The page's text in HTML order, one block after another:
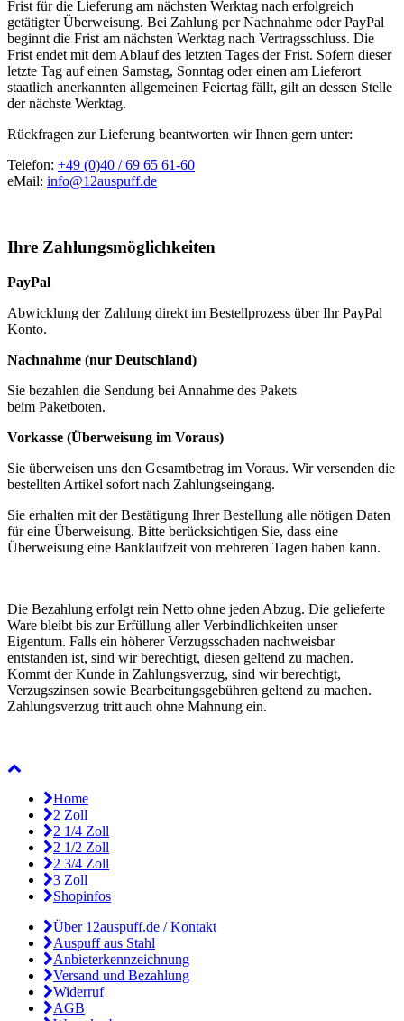
Frist für die Lieferung am nächsten Werktag nach erfolgreich
getätigter Überweisung. Bei Zahlung per Nachnahme oder PayPal
beginnt die Frist am nächsten Werktag nach Vertragsschluss. Die
Frist endet mit dem Ablauf des letzten Tages der Frist. Sofern dieser
letzte Tag auf einen Samstag, Sonntag oder einen am Lieferort
staatlich anerkannten allgemeinen Feiertag fällt, gilt an dessen Stelle
der nächste Werktag.
Rückfragen zur Lieferung beantworten wir Ihnen gern unter:
Telefon: +49 (0)40 / 69 65 61-60
eMail: info@12auspuff.de
Ihre Zahlungsmöglichkeiten
PayPal
Abwicklung der Zahlung direkt im Bestellprozess über Ihr PayPal
Konto.
Nachnahme (nur Deutschland)
Sie bezahlen die Sendung bei Annahme des Pakets
beim Paketboten.
Vorkasse (Überweisung im Voraus)
Sie überweisen uns den Gesamtbetrag im Voraus. Wir versenden die
bestellten Artikel sofort nach Zahlungseingang.
Sie erhalten mit der Bestätigung Ihrer Bestellung alle nötigen Daten
für eine Überweisung. Bitte berücksichtigen Sie, dass eine
Überweisung eine Banklaufzeit von mehreren Tagen haben kann.
Die Bezahlung erfolgt rein Netto ohne jeden Abzug. Die gelieferte
Ware bleibt bis zur Erfüllung aller Verbindlichkeiten unser
Eigentum. Falls ein höherer Verzugsschaden nachweisbar
entstanden ist, sind wir berechtigt, diesen geltend zu machen.
Kommt der Kunde in Zahlungsverzug, sind wir berechtigt,
Verzugszinsen sowie Bearbeitungsgebühren geltend zu machen.
Zahlungsverzug tritt auch ohne Mahnung ein.
Home
2 Zoll
2 1/4 Zoll
2 1/2 Zoll
2 3/4 Zoll
3 Zoll
Shopinfos
Über 12auspuff.de / Kontakt
Auspuff aus Stahl
Anbieterkennzeichnung
Versand und Bezahlung
Widerruf
AGB